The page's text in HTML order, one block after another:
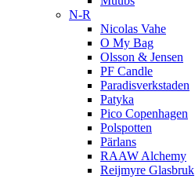
N-R
Nicolas Vahe
O My Bag
Olsson & Jensen
PF Candle
Paradisverkstaden
Patyka
Pico Copenhagen
Polspotten
Pärlans
RAAW Alchemy
Reijmyre Glasbruk